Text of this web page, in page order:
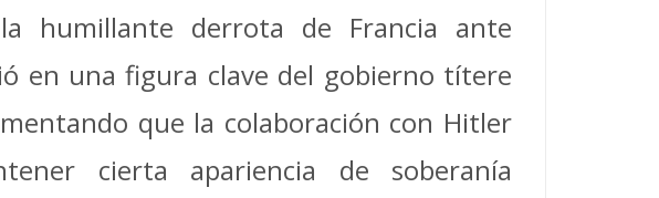
humillante derrota de Francia ante
en una figura clave del gobierno títere
que la colaboración con Hitler
cierta apariencia de soberanía